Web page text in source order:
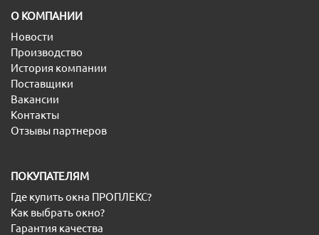
O КОМПАНИИ
Новости
Производство
История компании
Поставщики
Вакансии
Контакты
Отзывы партнеров
ПОКУПАТЕЛЯМ
Где купить окна ПРОПЛЕКС?
Как выбрать окно?
Гарантия качества